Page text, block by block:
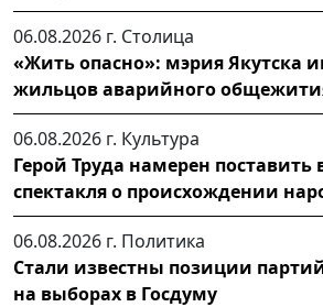
06.08.2026 г. Столица
«Жить опасно»: мэрия Якутска
жильцов аварийного
06.08.2026 г. Культура
Герой Труда намерен поставить
спектакля о происхождении
06.08.2026 г. Политика
Стали известны позиции
на выборах в Госдуму